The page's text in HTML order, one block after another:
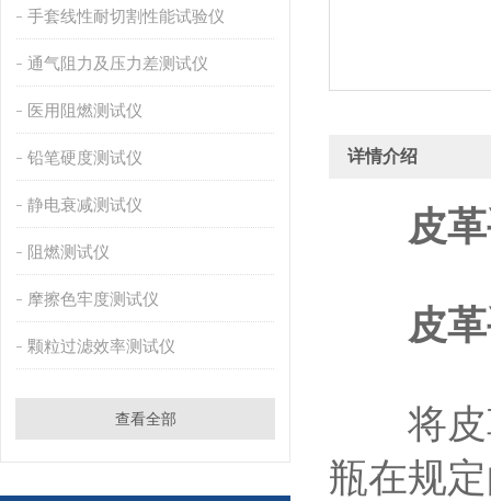
手套线性耐切割性能试验仪
通气阻力及压力差测试仪
医用阻燃测试仪
铅笔硬度测试仪
静电衰减测试仪
阻燃测试仪
摩擦色牢度测试仪
颗粒过滤效率测试仪
查看全部
详情介绍
皮
皮
将皮革
瓶在规